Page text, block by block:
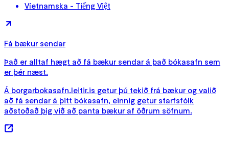
Víetnamska - Tiếng Việt
Fá bækur sendar
Það er alltaf hægt að fá bækur sendar á það bókasafn sem
er þér næst.
Á borgarbokasafn.leitir.is getur þú tekið frá bækur og valið
að fá sendar á þitt bókasafn, einnig getur starfsfólk
aðstoðað þig við að panta bækur af öðrum söfnum.